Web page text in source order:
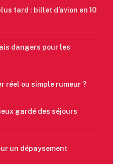
tard : billet d’avion en 10
dangers pour les
réel ou simple rumeur ?
gardé des séjours
un dépaysement